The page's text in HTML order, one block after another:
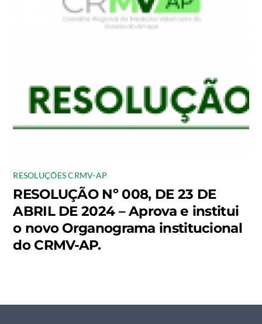
RESOLUÇÕES CRMV-AP
RESOLUÇÃO Nº 008, DE 23 DE
ABRIL DE 2024 – Aprova e institui
o novo Organograma institucional
do CRMV-AP.